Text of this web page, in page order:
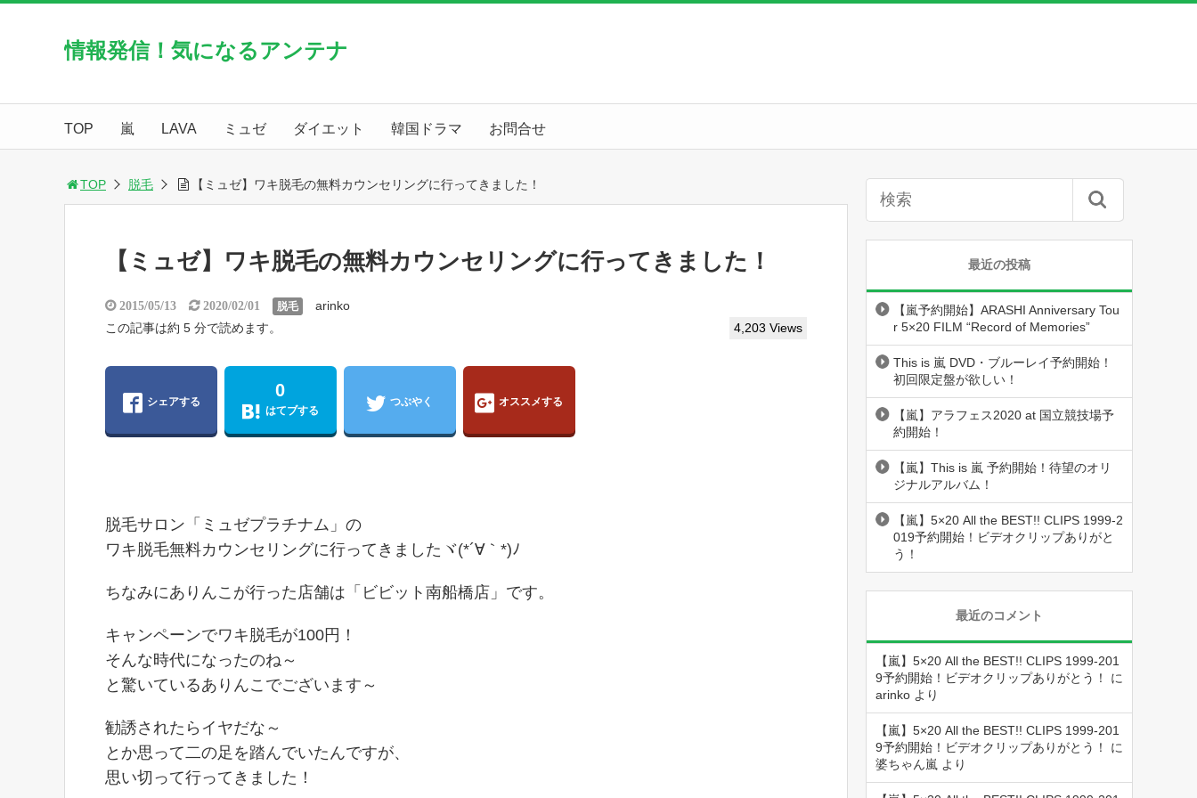
情報発信！気になるアンテナ
TOP 嵐 LAVA ミュゼ ダイエット 韓国ドラマ お問合せ
TOP 脱毛 【ミュゼ】ワキ脱毛の無料カウンセリングに行ってきました！
【ミュゼ】ワキ脱毛の無料カウンセリングに行ってきました！
2015/05/13 2020/02/01 脱毛
arinko
この記事は約 5 分で読めます。
4,203 Views
シェアする
0
はてブする
つぶやく オススメする
脱毛サロン「ミュゼプラチナム」の
ワキ脱毛無料カウンセリングに行ってきましたヾ(*´∀｀*)ﾉ
ちなみにありんこが行った店舗は「ビビット南船橋店」です。
キャンペーンでワキ脱毛が100円！
そんな時代になったのね～
と驚いているありんこでございます～
勧誘されたらイヤだな～
とか思って二の足を踏んでいたんですが、
思い切って行ってきました！
最近の投稿
【嵐予約開始】ARASHI Anniversary Tou
r 5×20 FILM “Record of Memories”
This is 嵐 DVD・ブルーレイ予約開始！
初回限定盤が欲しい！
【嵐】アラフェス2020 at 国立競技場予
約開始！
【嵐】This is 嵐 予約開始！待望のオリ
ジナルアルバム！
【嵐】5×20 All the BEST!! CLIPS 1999-2
019予約開始！ビデオクリップありがと
う！
最近のコメント
【嵐】5×20 All the BEST!! CLIPS 1999-201
9予約開始！ビデオクリップありがとう！
に
arinko より
【嵐】5×20 All the BEST!! CLIPS 1999-201
9予約開始！ビデオクリップありがとう！
に
婆ちゃん嵐 より